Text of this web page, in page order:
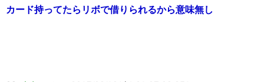
カード持ってたらリボで借りられるから意味無し